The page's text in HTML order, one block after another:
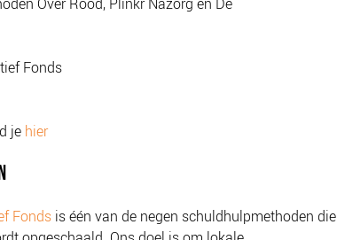
Fonds
je hier
Fondsis één van de negen schuldhulpmethoden die